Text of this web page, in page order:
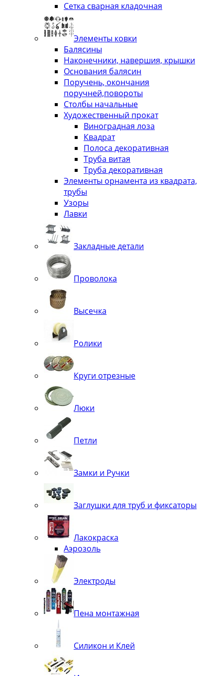
Сетка сварная кладочная
Элементы ковки
Балясины
Наконечники, навершия, крышки
Основания балясин
Поручень, окончания
поручней,повороты
Столбы начальные
Художественный прокат
Виноградная лоза
Квадрат
Полоса декоративная
Труба витая
Труба декоративная
Элементы орнамента из квадрата,
трубы
Узоры
Лавки
Закладные детали
Проволока
Высечка
Ролики
Круги отрезные
Люки
Петли
Замки и Ручки
Заглушки для труб и фиксаторы
Лакокраска
Аэрозоль
Электроды
Пена монтажная
Силикон и Клей